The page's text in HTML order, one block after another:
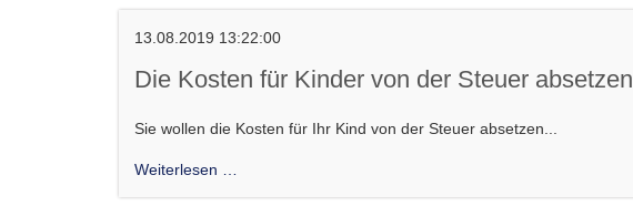
§7b
EStG
13.08.2019 13:22:00
Die Kosten für Kinder von der Steuer absetzen
Sie wollen die Kosten für Ihr Kind von der Steuer absetzen...
Weiterlesen …